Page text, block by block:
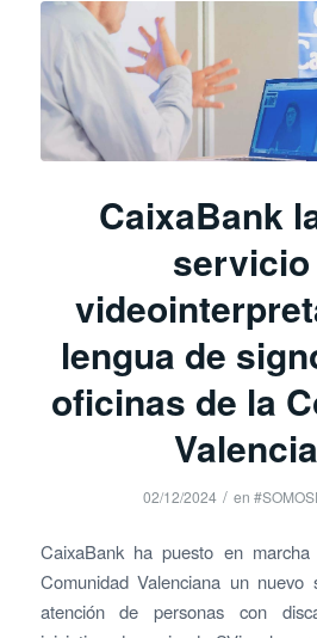
CaixaBank
servicio
lengua de
oficinas de la
02/12/2024 / en
CaixaBank ha puesto en
Comunidad Valenciana un nuevo
atención de personas con